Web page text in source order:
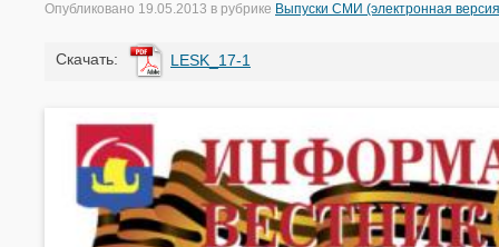
Опубликовано 19.05.2013 в рубрике Выпуски СМИ (электронная
Cкачать: LESK_17-1